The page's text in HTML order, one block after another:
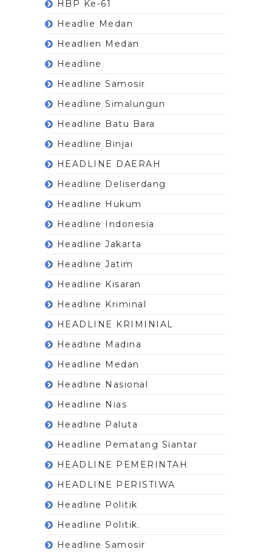
HBP Ke-61
Headlie Medan
Headlien Medan
Headline
Headline Samosir
Headline Simalungun
Headline Batu Bara
Headline Binjai
HEADLINE DAERAH
Headline Deliserdang
Headline Hukum
Headline Indonesia
Headline Jakarta
Headline Jatim
Headline Kisaran
Headline Kriminal
HEADLINE KRIMINIAL
Headline Madina
Headline Medan
Headline Nasional
Headline Nias
Headline Paluta
Headline Pematang Siantar
HEADLINE PEMERINTAH
HEADLINE PERISTIWA
Headline Politik
Headline Politik.
Headline Samosir